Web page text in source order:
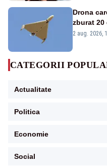
Drona
zburat 20
2 aug. 2026,
CATEGORII
Actualitate
Politica
Economie
Social